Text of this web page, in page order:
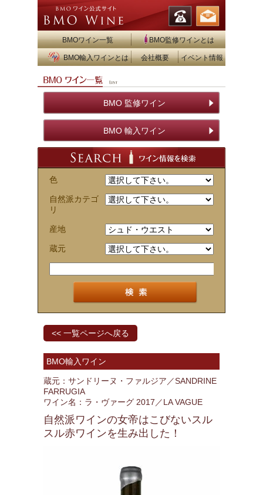
BMOワイン一覧 BMO監修ワインとは
BMO輸入ワインとは 会社概要 イベント情報
BMO 監修ワイン
BMO 輸入ワイン
色
自然派カテゴ
リ
産地
蔵元
<< 一覧ページへ戻る
BMO輸入ワイン
蔵元：サンドリーヌ・ファルジア／SANDRINE
FARRUGIA
ワイン名：ラ・ヴァーグ 2017／LA VAGUE
自然派ワインの女帝はこびないスル
スル赤ワインを生み出した！